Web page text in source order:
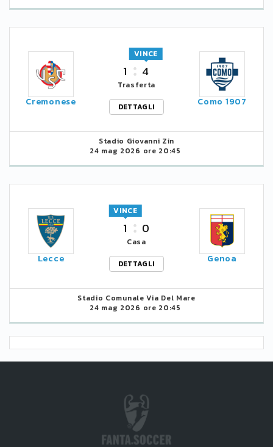
Cremonese
1 4
VINCE
Trasferta
DETTAGLI
Como 1907
Stadio Giovanni Zin
24 mag 2026 ore 20:45
Lecce
1
VINCE
0
Casa
DETTAGLI
Genoa
Stadio Comunale Via Del Mare
24 mag 2026 ore 20:45